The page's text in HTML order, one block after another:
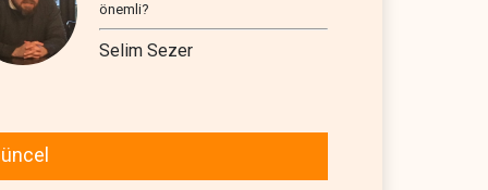
önemli?
Selim Sezer